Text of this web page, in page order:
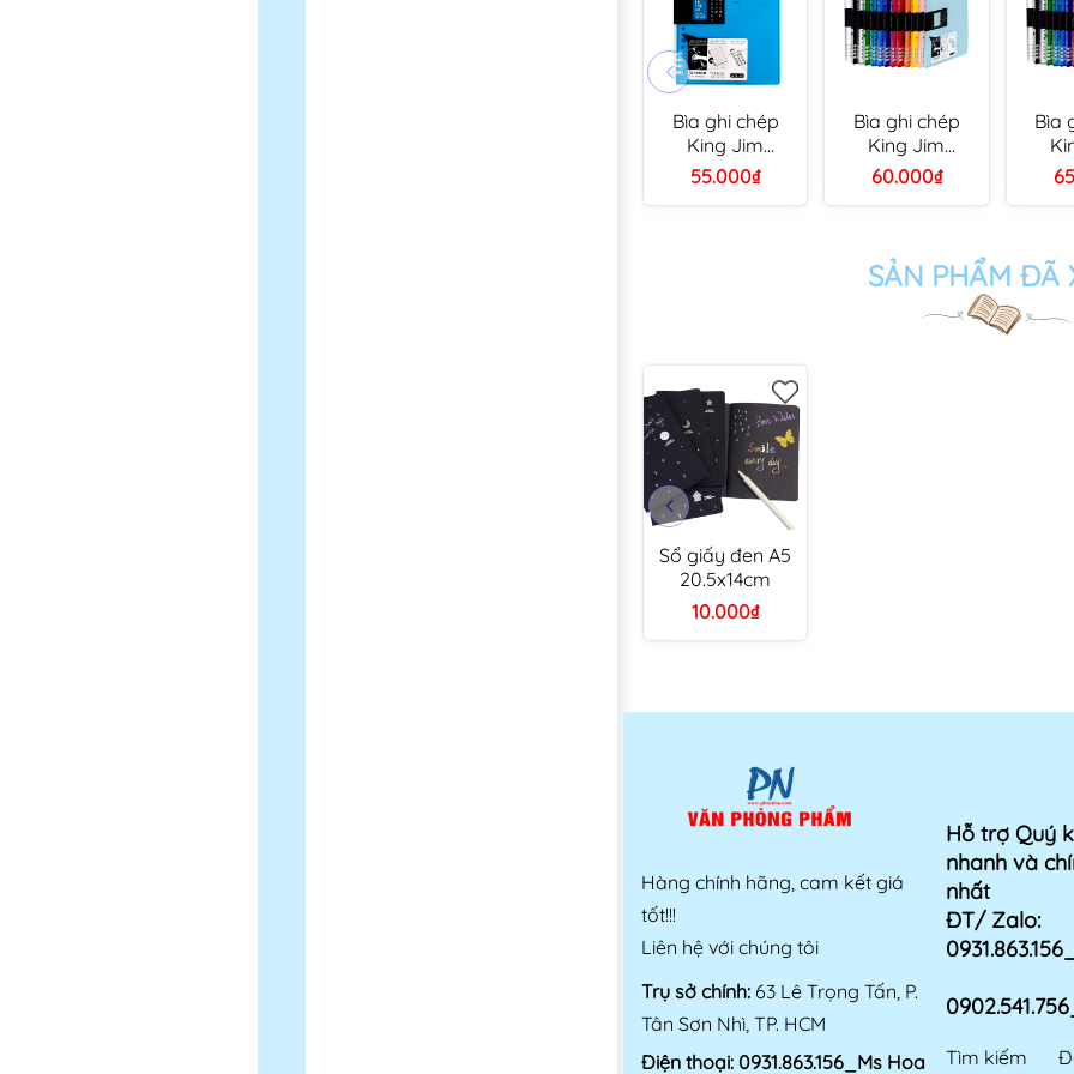
Bìa ghi chép
King Jim
9854GSV A5
55.000₫
Bìa ghi chép
King Jim
9855GSV B5
60.000₫
Bìa
SẢN PHẨM ĐÃ
Sổ giấy đen A5
20.5x14cm
10.000₫
Hàng chính hãng, cam kết giá
tốt!!!
Liên hệ với chúng tôi
Trụ sở chính: 63 Lê Trọng Tấn, P.
Tân Sơn Nhì, TP. HCM
Điện thoại: 0931.863.156_Ms Hoa
Hỗ trợ Quý
nhanh và
nhất
ĐT/ Zalo:
Tìm kiếm